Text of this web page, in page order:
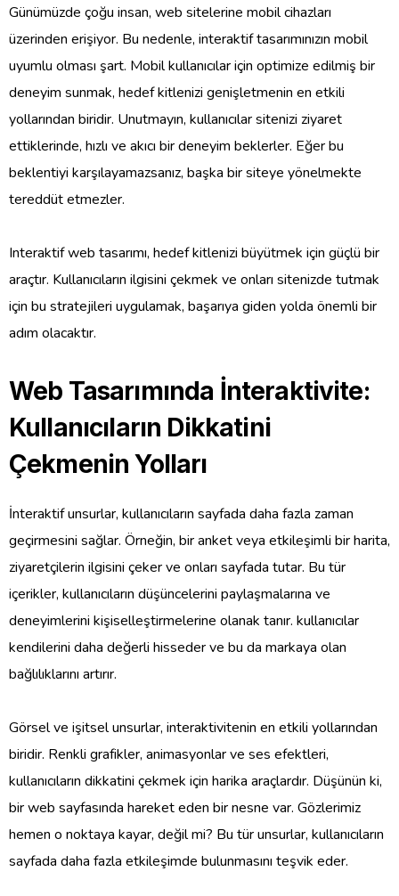
Günümüzde çoğu insan, web sitelerine mobil cihazları
üzerinden erişiyor. Bu nedenle, interaktif tasarımınızın mobil
uyumlu olması şart. Mobil kullanıcılar için optimize edilmiş bir
deneyim sunmak, hedef kitlenizi genişletmenin en etkili
yollarından biridir. Unutmayın, kullanıcılar sitenizi ziyaret
ettiklerinde, hızlı ve akıcı bir deneyim beklerler. Eğer bu
beklentiyi karşılayamazsanız, başka bir siteye yönelmekte
tereddüt etmezler.
Interaktif web tasarımı, hedef kitlenizi büyütmek için güçlü bir
araçtır. Kullanıcıların ilgisini çekmek ve onları sitenizde tutmak
için bu stratejileri uygulamak, başarıya giden yolda önemli bir
adım olacaktır.
Web Tasarımında İnteraktivite:
Kullanıcıların Dikkatini
Çekmenin Yolları
İnteraktif unsurlar, kullanıcıların sayfada daha fazla zaman
geçirmesini sağlar. Örneğin, bir anket veya etkileşimli bir harita,
ziyaretçilerin ilgisini çeker ve onları sayfada tutar. Bu tür
içerikler, kullanıcıların düşüncelerini paylaşmalarına ve
deneyimlerini kişiselleştirmelerine olanak tanır. kullanıcılar
kendilerini daha değerli hisseder ve bu da markaya olan
bağlılıklarını artırır.
Görsel ve işitsel unsurlar, interaktivitenin en etkili yollarından
biridir. Renkli grafikler, animasyonlar ve ses efektleri,
kullanıcıların dikkatini çekmek için harika araçlardır. Düşünün ki,
bir web sayfasında hareket eden bir nesne var. Gözlerimiz
hemen o noktaya kayar, değil mi? Bu tür unsurlar, kullanıcıların
sayfada daha fazla etkileşimde bulunmasını teşvik eder.